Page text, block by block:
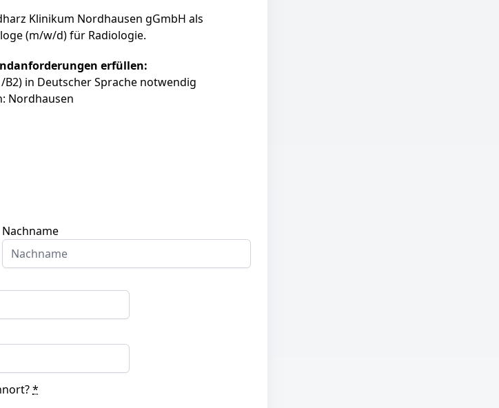
Klinikum Nordhausen gGmbH als
(m/w/d) für Radiologie.
erfüllen:
in Deutscher Sprache notwendig
Nordhausen
Nachname
*